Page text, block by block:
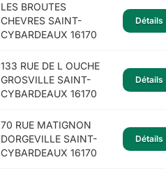
LES BROUTES
CHEVRES SAINT-
CYBARDEAUX 16170
Détails
133 RUE DE L OUCHE
GROSVILLE SAINT-
CYBARDEAUX 16170
Détails
70 RUE MATIGNON
DORGEVILLE SAINT-
CYBARDEAUX 16170
Détails